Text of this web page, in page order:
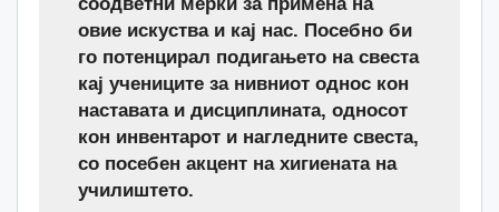
овие искуства и кај нас. Посебно би
го потенцирал подигањето на свеста
кај учениците за нивниот однос кон
наставата и дисциплината, односот
кон инвентарот и нагледните свеста,
со посебен акцент на хигиената на
училиштето.